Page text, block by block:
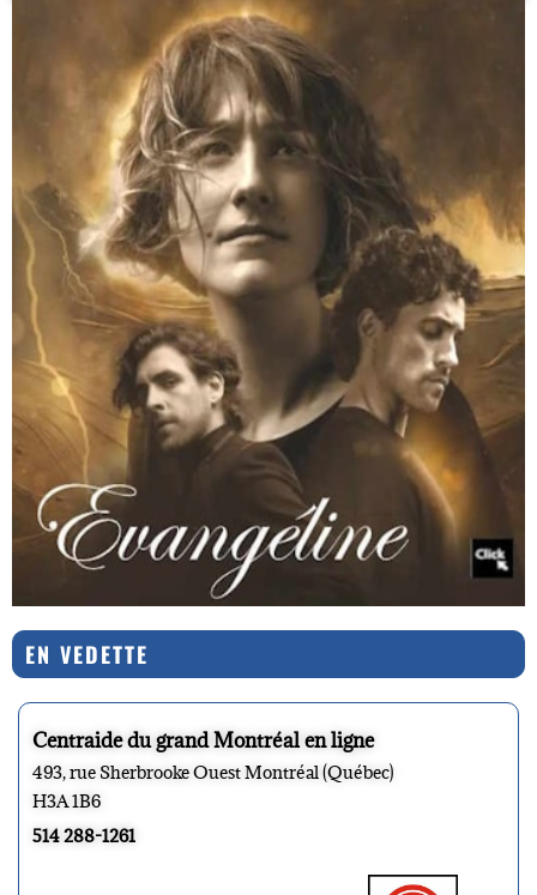
EN VEDETTE
Centraide du grand Montréal en ligne
493, rue Sherbrooke Ouest Montréal (Québec)
H3A 1B6
514 288-1261